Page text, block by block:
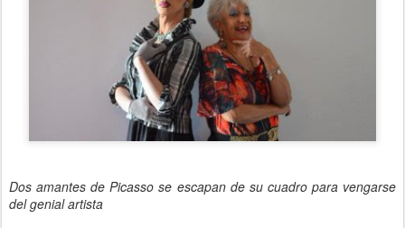
Dos amantes de Picasso se escapan de su cuadro para vengarse
del genial artista